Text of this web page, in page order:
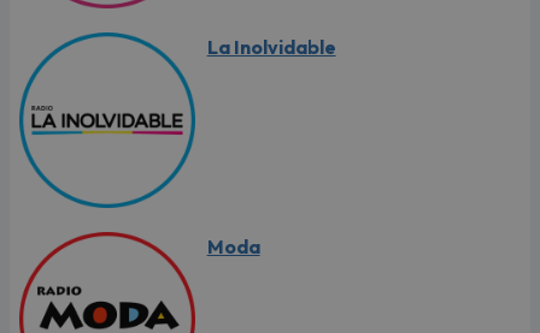
La Inolvidable
Moda